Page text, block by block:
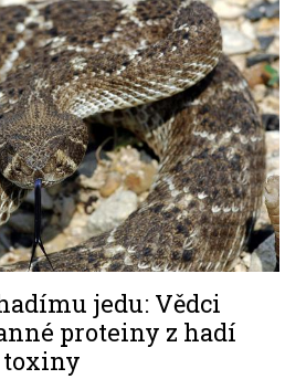
jedu: Vědci
proteiny z hadí